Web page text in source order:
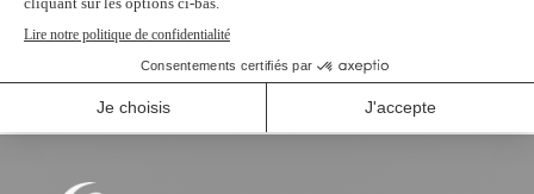
Profitez d'un rabais à l'achat de 2
produits identiques et plus.